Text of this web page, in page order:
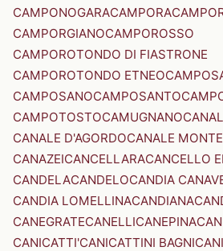
CAMPONOGARACAMPORA
CAMPORGIANOCAMPOROSSO
CAMPOROTONDO DI FIASTRONE
CAMPOROTONDO ETNEO
CAMPOSANOCAMPOSANTO
CAMPOTOSTOCAMUGNANO
CANALE D'AGORDOCANALE
CANAZEICANCELLARACANCELLO
CANDELACANDELOCANDIA
CANDIA LOMELLINACANDIANA
CANEGRATECANELLICANEPINA
CANICATTI'CANICATTINI BAGNI